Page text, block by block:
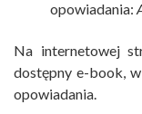
opowiadania:
Na internetowej
dostępny e-book,
opowiadania.